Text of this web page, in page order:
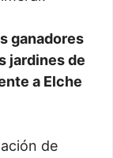
ganadores
jardines de
a Elche
de